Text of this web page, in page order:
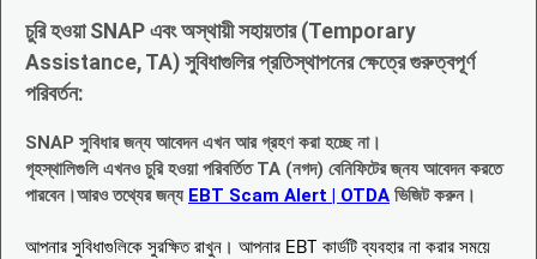
চুরি হওয়া SNAP এবং অস্থায়ী সহায়তার (Temporary
Assistance, TA) সুবিধাগুলির প্রতিস্থাপনের ক্ষেত্রে গুরুত্বপূর্ণ
পরিবর্তন:
SNAP সুবিধার জন্য আবেদন এখন আর গ্রহণ করা হচ্ছে না।
গৃহস্থালিগুলি এখনও চুরি হওয়া পরিবর্তিত TA (নগদ) বেনিফিটের জ্নয আবেদন করতে
পারবেন।আরও তথ্যের জন্য EBT Scam Alert | OTDA ভিজিট করুন।
আপনার সুবিধাগুলিকে সুরক্ষিত রাখুন। আপনার EBT কার্ডটি ব্যবহার না করার সময়ে